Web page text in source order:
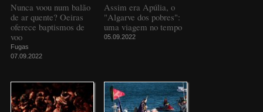
Nunca voou num balão
de ar quente? Oeiras
oferece baptismos de
voo
Fugas
07.09.2022
Assim era Apúlia, o
"Algarve dos pobres":
uma viagem no tempo
05.09.2022